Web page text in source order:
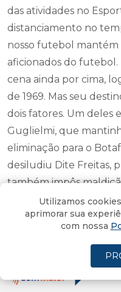
das atividades no
distanciamento no
nosso futebol mantém
aficionados do futebol.
cena ainda por cima,
de 1969. Mas seu
dois fatores. Um deles
Guglielmi, que
eliminação para o
desiludiu Dite Freitas,
também impôs
da Estrela Solitária.
Dr Flávio
Henrique Packter
Utilizamos
aprimorar sua
com nossa